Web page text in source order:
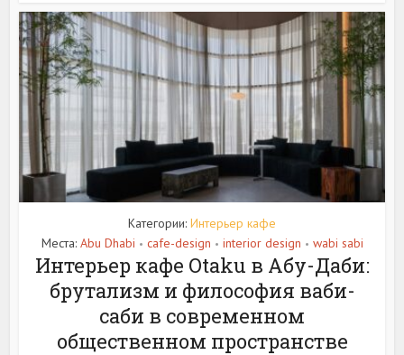
Категории: Интерьер кафе
Места: Abu Dhabi • cafe-design • interior design • wabi sabi
Интерьер кафе Otaku в Абу-Даби:
брутализм и философия ваби-
саби в современном
общественном пространстве